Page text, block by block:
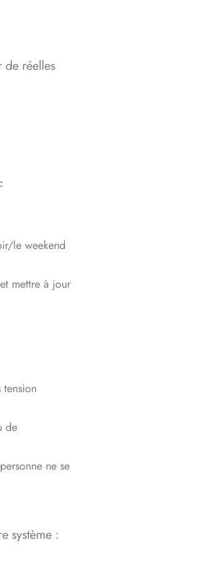
de réelles
le weekend
mettre à jour
de
ne se
système :